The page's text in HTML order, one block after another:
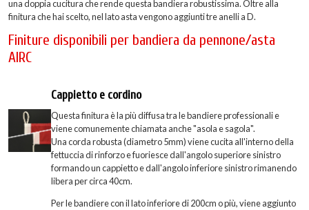
una doppia cucitura che rende questa bandiera robustissima. Oltre alla
finitura che hai scelto, nel lato asta vengono aggiunti tre anelli a D.
Finiture disponibili per bandiera da pennone/asta
AIRC
Cappietto e cordino
Questa finitura è la più diffusa tra le bandiere professionali e
viene comunemente chiamata anche "asola e sagola".
Una corda robusta (diametro 5mm) viene cucita all'interno della
fettuccia di rinforzo e fuoriesce dall'angolo superiore sinistro
formando un cappietto e dall'angolo inferiore sinistro rimanendo
libera per circa 40cm.
Per le bandiere con il lato inferiore di 200cm o più, viene aggiunto